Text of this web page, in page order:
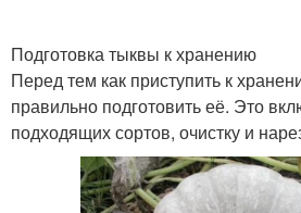
Подготовка тыквы к хранению
Перед тем как приступить к
правильно подготовить её. Это
подходящих сортов, очистку и